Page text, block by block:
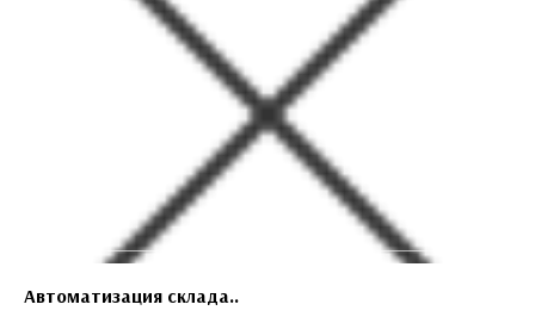
Автоматизация склада..